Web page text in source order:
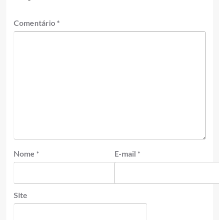
Comentário *
Nome * E-mail *
Site